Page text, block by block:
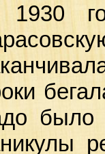
было